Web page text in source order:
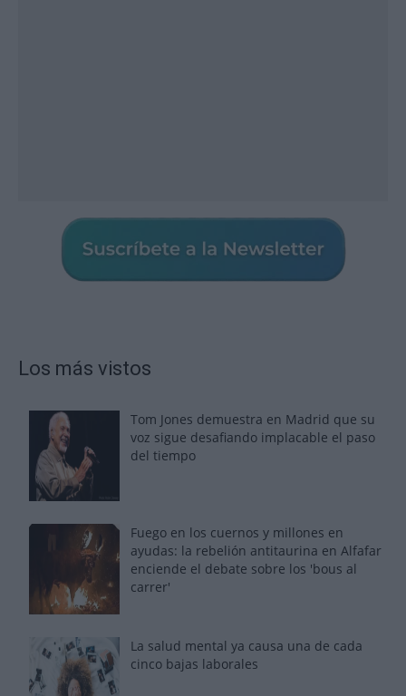
Los más vistos
Tom Jones demuestra en Madrid que su
voz sigue desafiando implacable el paso
del tiempo
Fuego en los cuernos y millones en
ayudas: la rebelión antitaurina en Alfafar
enciende el debate sobre los 'bous al
carrer'
La salud mental ya causa una de cada
cinco bajas laborales